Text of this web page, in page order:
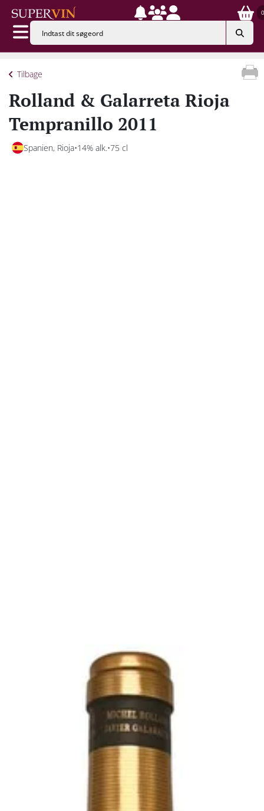
0
Tilbage
Rolland & Galarreta Rioja
Tempranillo 2011
Spanien, Rioja 14% alk. 75 cl